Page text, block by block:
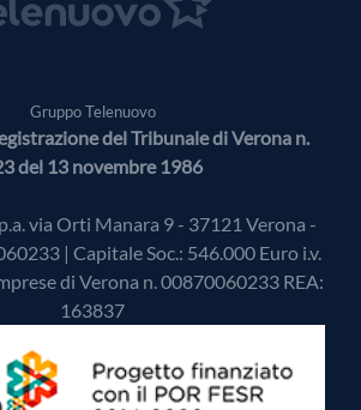
Gruppo Telenuovo
del Tribunale di Verona n.
del 13 novembre 1986
via Orti Manara 9 - 37121 Verona -
| Capitale Soc.: 546.000 Euro i.v.
di Verona n. 00870060233 REA:
163837